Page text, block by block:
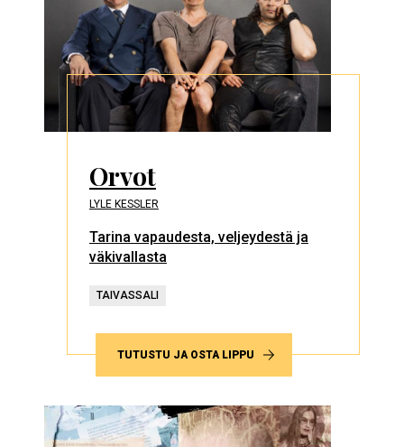
Orvot
LYLE KESSLER
Tarina vapaudesta, veljeydestä ja
väkivallasta
TAIVASSALI
TUTUSTU JA OSTA LIPPU